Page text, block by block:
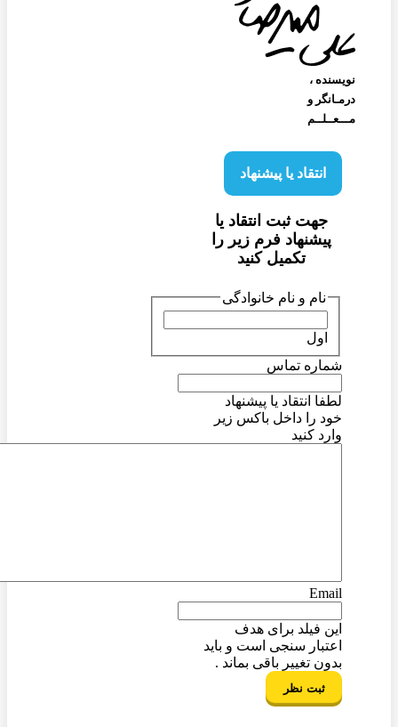
نویسنده‌ ،
درمـانگر و
مـــعــلــم
انتقاد یا پیشنهاد
جهت ثبت انتقاد یا
پیشنهاد فرم زیر را
تکمیل کنید
نام و نام خانوادگی
شماره تماس
لطفا انتقاد یا پیشنهاد
خود را داخل باکس زیر
وارد کنید
Email
این فیلد برای هدف
اعتبار سنجی است و باید
بدون تغییر باقی بماند .